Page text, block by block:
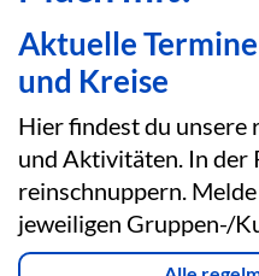
Aktuelle
und Kreise
Hier findest du unsere
und Aktivitäten. In der
reinschnuppern.
jeweiligen Gruppen-/